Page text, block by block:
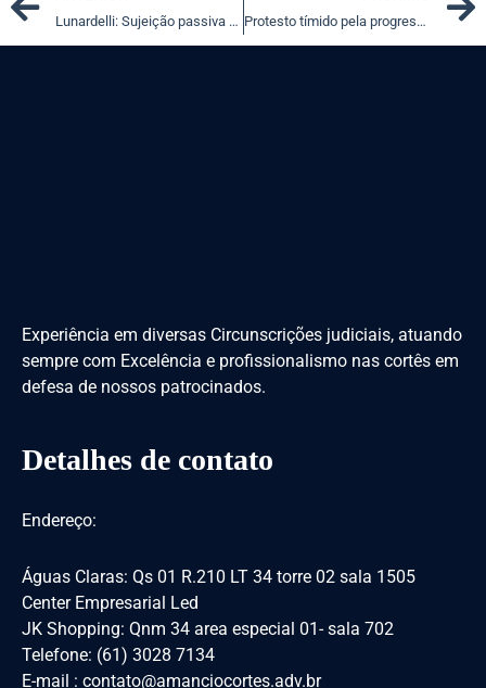
Lunardelli: Sujeição passiva tributária e tese da exclusão do ICMS-ST Protesto tímido pela progressividade do Fundeb e do Bolsa Família
Experiência em diversas Circunscrições judiciais, atuando
sempre com Excelência e profissionalismo nas cortês em
defesa de nossos patrocinados.
Detalhes de contato
Endereço:
Águas Claras: Qs 01 R.210 LT 34 torre 02 sala 1505
Center Empresarial Led
JK Shopping: Qnm 34 area especial 01- sala 702
Telefone: (61) 3028 7134
E-mail : contato@amanciocortes.adv.br